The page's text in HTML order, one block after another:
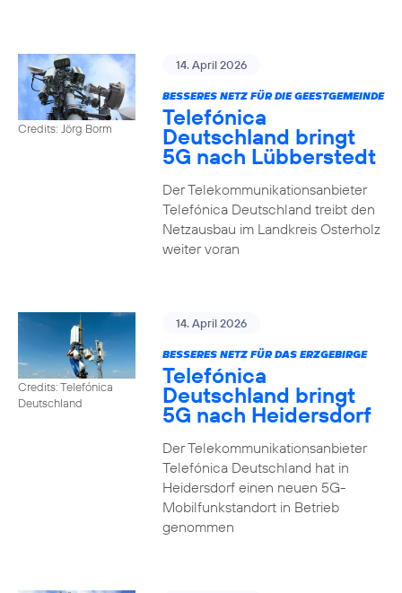
Credits: Jörg Borm
14. April 2026
BESSERES NETZ FÜR DIE GEESTGEMEINDE
Telefónica
Deutschland bringt
5G nach Lübberstedt
Der Telekommunikationsanbieter
Telefónica Deutschland treibt den
Netzausbau im Landkreis Osterholz
weiter voran
Credits: Telefónica
Deutschland
14. April 2026
BESSERES NETZ FÜR DAS ERZGEBIRGE
Telefónica
Deutschland bringt
5G nach Heidersdorf
Der Telekommunikationsanbieter
Telefónica Deutschland hat in
Heidersdorf einen neuen 5G-
Mobilfunkstandort in Betrieb
genommen